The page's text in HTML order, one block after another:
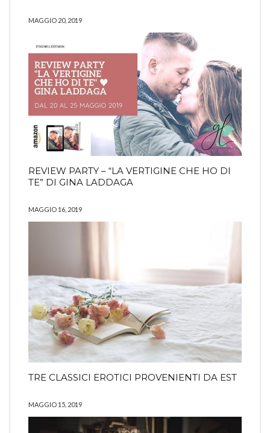
MAGGIO 20, 2019
REVIEW PARTY – “LA VERTIGINE CHE HO DI
TE” DI GINA LADDAGA
MAGGIO 16, 2019
TRE CLASSICI EROTICI PROVENIENTI DA EST
MAGGIO 15, 2019